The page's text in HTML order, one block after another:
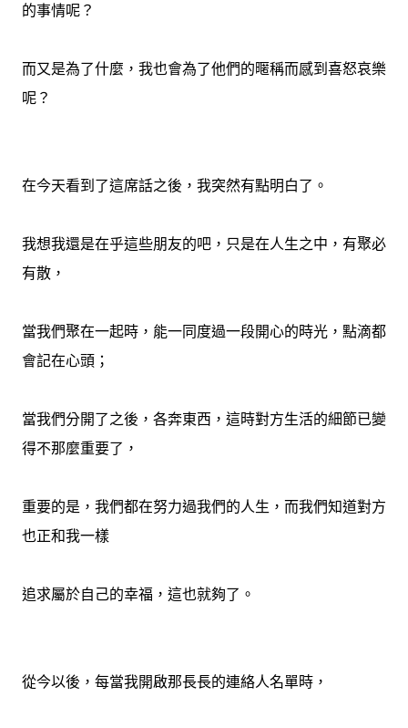
的事情呢？
而又是為了什麼，我也會為了他們的暱稱而感到喜怒哀樂
呢？
在今天看到了這席話之後，我突然有點明白了。
我想我還是在乎這些朋友的吧，只是在人生之中，有聚必
有散，
當我們聚在一起時，能一同度過一段開心的時光，點滴都
會記在心頭；
當我們分開了之後，各奔東西，這時對方生活的細節已變
得不那麼重要了，
重要的是，我們都在努力過我們的人生，而我們知道對方
也正和我一樣
追求屬於自己的幸福，這也就夠了。
從今以後，每當我開啟那長長的連絡人名單時，